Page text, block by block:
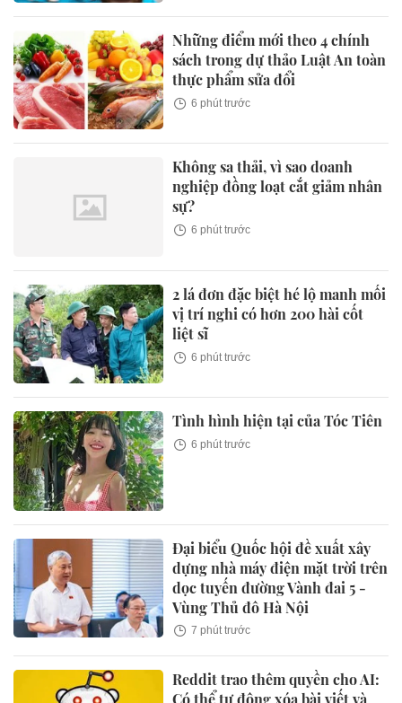
Những điểm mới theo 4 chính
sách trong dự thảo Luật An toàn
thực phẩm sửa đổi
6 phút trước
Không sa thải, vì sao doanh
nghiệp đồng loạt cắt giảm nhân
sự?
6 phút trước
2 lá đơn đặc biệt hé lộ manh mối
vị trí nghi có hơn 200 hài cốt
liệt sĩ
6 phút trước
Tình hình hiện tại của Tóc Tiên
6 phút trước
Đại biểu Quốc hội đề xuất xây
dựng nhà máy điện mặt trời trên
dọc tuyến đường Vành đai 5 -
Vùng Thủ đô Hà Nội
7 phút trước
Reddit trao thêm quyền cho AI:
Có thể tự động xóa bài viết và